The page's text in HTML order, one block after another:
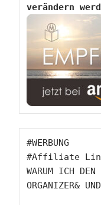
verändern
#WERBUNG
#Affiliate
WARUM ICH DEN
ORGANIZER&